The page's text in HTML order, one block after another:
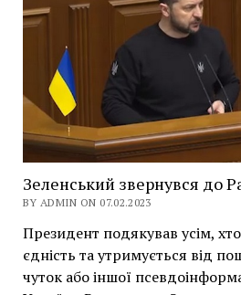
Зеленський звернувся до
BY ADMIN ON 07.02.2023
Президент подякував усім,
єдність та утримується від
чуток або іншої